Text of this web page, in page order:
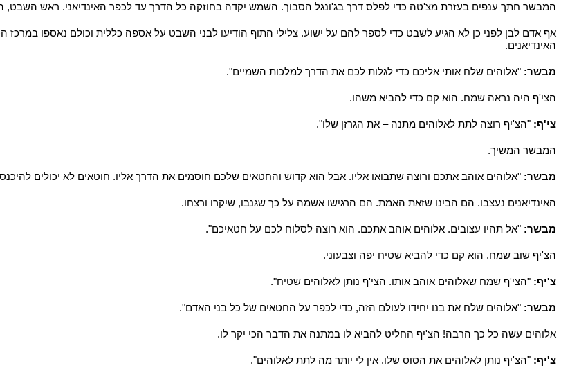
המבשר חתך ענפים בעזרת מצ'טה כדי לפלס דרך בג'ונגל הסבוך. השמש יקדה בחוזקה כל הדרך עד לכפר האינדיאני. ראש
אף אדם לבן לפני כן לא הגיע לשבט כדי לספר להם על ישוע. צלילי התוף הודיעו לבני השבט על אספה כללית וכולם נאספו
האינדיאנים.
מבשר: "אלוהים שלח אותי אליכם כדי לגלות לכם את הדרך למלכות השמיים".
הצי'ף היה נראה שמח. הוא קם כדי להביא משהו.
צי'ף: "הצ'יף רוצה לתת לאלוהים מתנה – את הגרזן שלו".
המבשר המשיך.
מבשר: "אלוהים אוהב אתכם ורוצה שתבואו אליו. אבל הוא קדוש והחטאים שלכם חוסמים את הדרך אליו. חוטאים לא יכולים
האינדיאנים נעצבו. הם הבינו שזאת האמת. הם הרגישו אשמה על כך שגנבו, שיקרו ורצחו.
מבשר: "אל תהיו עצובים. אלוהים אוהב אתכם. הוא רוצה לסלוח לכם על חטאיכם".
הצ'יף שוב שמח. הוא קם כדי להביא שטיח יפה וצבעוני.
צ'יף: "הצי'ף שמח שאלוהים אוהב אותו. הצי'ף נותן לאלוהים שטיח".
מבשר: "אלוהים שלח את בנו יחידו לעולם הזה, כדי לכפר על החטאים של כל בני האדם".
אלוהים עשה כל כך הרבה! הצ'יף החליט להביא לו במתנה את הדבר הכי יקר לו.
צ'יף: "הצ'יף נותן לאלוהים את הסוס שלו. אין לי יותר מה לתת לאלוהים".